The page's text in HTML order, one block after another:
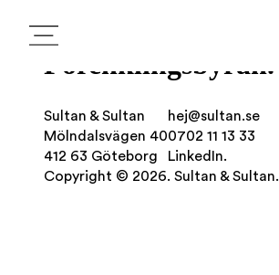
Förenklingsbyrån.
Sultan & Sultan
Mölndalsvägen 40
412 63 Göteborg
hej@sultan.se
0702 11 13 33
LinkedIn.
Copyright © 2026. Sultan & Sultan.